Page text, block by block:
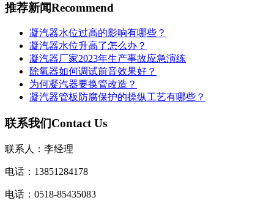
推荐新闻Recommend
凝汽器水位过高的影响有哪些？
凝汽器水位升高了怎么办？
凝汽器厂家2023年生产事故应急演练
除氧器如何调试前音效果好？
为何凝汽器要换管改造？
凝汽器管板防腐保护的操纵工艺有哪些？
联系我们Contact Us
联系人：李经理
电话：13851284178
电话：0518-85435083